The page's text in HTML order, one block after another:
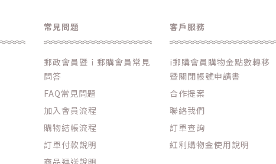
常見問題
郵政會員暨ｉ郵購會員常見
問答
FAQ常見問題
加入會員流程
購物結帳流程
訂單付款說明
客戶服務
i郵購會員購物金點數轉移
暨關閉帳號申請書
合作提案
聯絡我們
訂單查詢
紅利購物金使用說明